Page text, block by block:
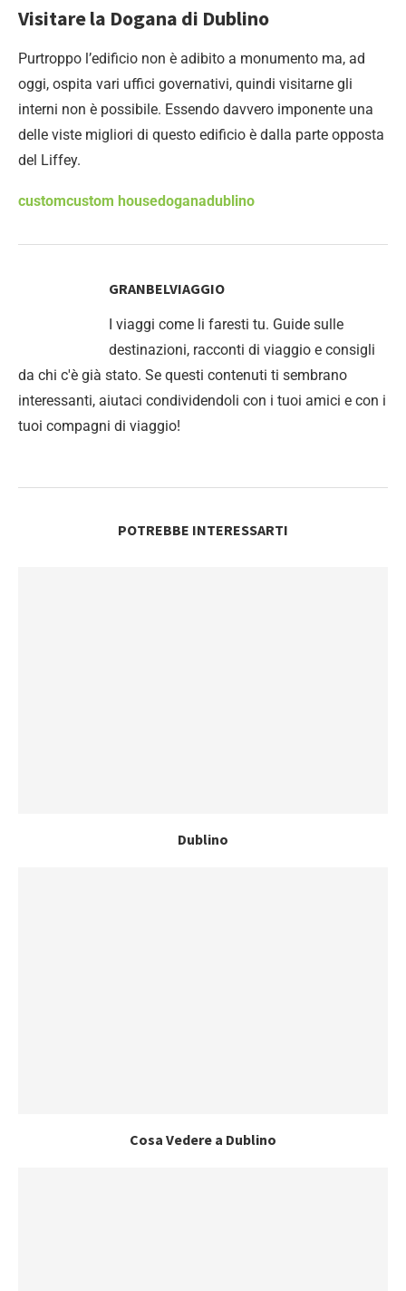
Visitare la Dogana di Dublino
Purtroppo l’edificio non è adibito a monumento ma, ad
oggi, ospita vari uffici governativi, quindi visitarne gli
interni non è possibile. Essendo davvero imponente una
delle viste migliori di questo edificio è dalla parte opposta
del Liffey.
customcustom housedoganadublino
GRANBELVIAGGIO
I viaggi come li faresti tu. Guide sulle
destinazioni, racconti di viaggio e consigli
da chi c'è già stato. Se questi contenuti ti sembrano
interessanti, aiutaci condividendoli con i tuoi amici e con i
tuoi compagni di viaggio!
POTREBBE INTERESSARTI
Dublino
Cosa Vedere a Dublino